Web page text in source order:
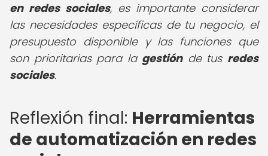
en redes sociales, es importante considerar
las necesidades específicas de tu negocio, el
presupuesto disponible y las funciones que
son prioritarias para la gestiónde tus redes
sociales.
Reflexión final: Herramientas
de automatización en redes